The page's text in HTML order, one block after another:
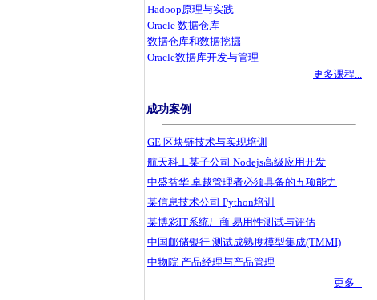
Hadoop原理与实践
Oracle 数据仓库
数据仓库和数据挖掘
Oracle数据库开发与管理
更多课程...
成功案例
GE 区块链技术与实现培训
航天科工某子公司 Nodejs高级应用开发
中盛益华 卓越管理者必须具备的五项能力
某信息技术公司 Python培训
某博彩IT系统厂商 易用性测试与评估
中国邮储银行 测试成熟度模型集成(TMMI)
中物院 产品经理与产品管理
更多...